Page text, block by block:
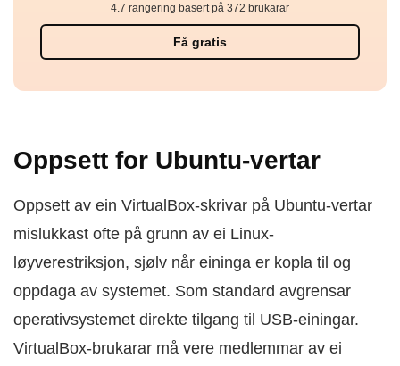
Få gratis
4.7 rangering basert på 372 brukarar
Oppsett for Ubuntu-vertar
Oppsett av ein VirtualBox-skrivar på Ubuntu-vertar
mislukkast ofte på grunn av ei Linux-
løyverestriksjon, sjølv når eininga er kopla til og
oppdaga av systemet. Som standard avgrensar
operativsystemet direkte tilgang til USB-einingar.
VirtualBox-brukarar må vere medlemmar av ei